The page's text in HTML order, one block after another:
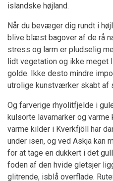
islandske højland.
Når du bevæger dig rundt i
blive blæst bagover af de rå
stress og larm er pludselig
lidt vegetation og ikke meget
golde. Ikke desto mindre
utrolige kunstværker skabt af
Og farverige rhyolitfjelde i
kulsorte lavamarker og
varme kilder i Kverkfjöll har
under isen, og ved Askja kan
for at tage en dukkert i det
foden af den hvide gletsjer
glitrende, isblå overflade.